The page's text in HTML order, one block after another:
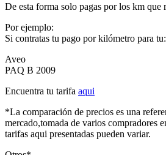
De esta forma solo pagas por los km que
Por ejemplo:
Si contratas tu pago por kilómetro para tu:
Aveo
PAQ B 2009
Encuentra tu tarifa aqui
*La comparación de precios es una
mercado,tomada de varios compradores
tarifas aqui presentadas pueden variar.